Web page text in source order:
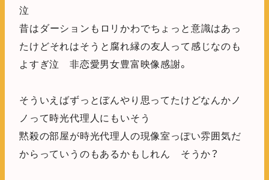
泣
昔はダーションもロリかわでちょっと意識はあっ
たけどそれはそうと腐れ縁の友人って感じなのも
よすぎ泣 非恋愛男女豊富映像感謝。
そういえばずっとぼんやり思ってたけどなんかノ
ノって時光代理人にもいそう
黙殺の部屋が時光代理人の現像室っぽい雰囲気だ
からっていうのもあるかもしれん そうか？